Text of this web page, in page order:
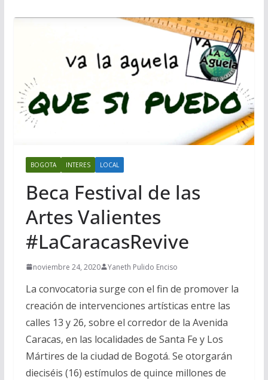
BOGOTA INTERES LOCAL
Beca Festival de las
Artes Valientes
#LaCaracasRevive
noviembre 24, 2020 Yaneth Pulido Enciso
La convocatoria surge con el fin de promover la
creación de intervenciones artísticas entre las
calles 13 y 26, sobre el corredor de la Avenida
Caracas, en las localidades de Santa Fe y Los
Mártires de la ciudad de Bogotá. Se otorgarán
dieciséis (16) estímulos de quince millones de